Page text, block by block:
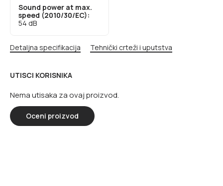
Sound power at max.
speed (2010/30/EC):
54 dB
Detaljna specifikacija Tehnički crteži i uputstva
UTISCI KORISNIKA
Nema utisaka za ovaj proizvod.
Oceni proizvod